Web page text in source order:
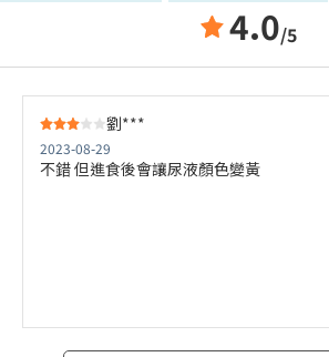
4.0/5
劉***
2023-08-29
不錯 但進食後會讓尿液顏色變黃